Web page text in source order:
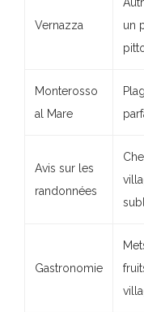
Vernazza
un
Monterosso
al Mare
Avis sur les
randonnées
Gastronomie